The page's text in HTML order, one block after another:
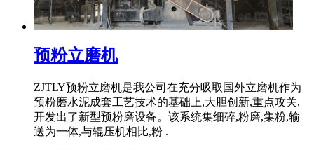
预粉立磨机
ZJTLY预粉立磨机是我公司在充分吸取国外立磨机作为
预粉磨水泥成套工艺技术的基础上,大胆创新,重点攻关,
开发出了新型预粉磨设备。该系统集细碎,粉磨,集粉,输
送为一体,与辊压机相比,粉 .